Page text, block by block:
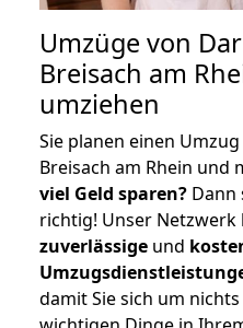
Umzüge von
Breisach am
umziehen
Sie planen einen
Breisach am Rhein und
viel Geld sparen? Dann
richtig! Unser Netzwerk
zuverlässige und
damit Sie sich um